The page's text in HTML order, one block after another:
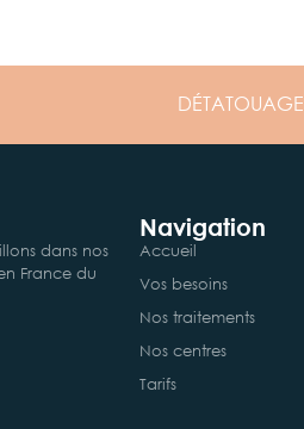
DÉTATOUAGE
dans nos
France du
Navigation
Accueil
Vos besoins
Nos traitements
Nos centres
Tarifs